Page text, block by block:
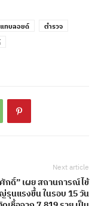
ทบลอยด์
ตำรวจ
Next article
กดิ์” เผย สถานการณ์ไข้
รุนแรงขึ้น ในรอบ 15 วัน